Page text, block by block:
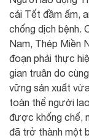
cái Tết đầm ấm,
chống dịch bệnh.
Nam, Thép Miền
đoạn phải thực
gian truân do
vững sản xuất
toàn thể người
được khống chế,
đã trở thành một